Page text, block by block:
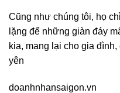
Cũng như chúng tôi, họ
lặng để những giàn đáy
kia, mang lại cho gia
yên
doanhnhansaigon.vn